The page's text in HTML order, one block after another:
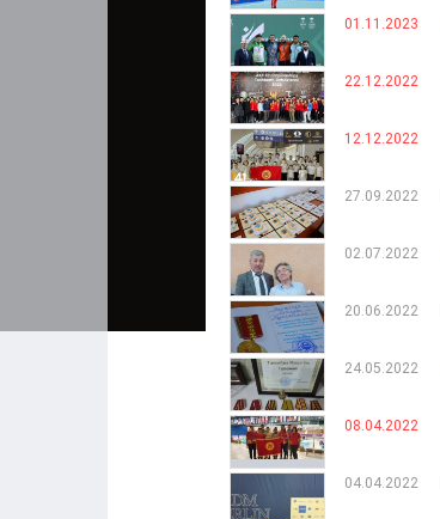
01.11.2023
22.12.2022
12.12.2022
27.09.2022
02.07.2022
20.06.2022
24.05.2022
08.04.2022
04.04.2022